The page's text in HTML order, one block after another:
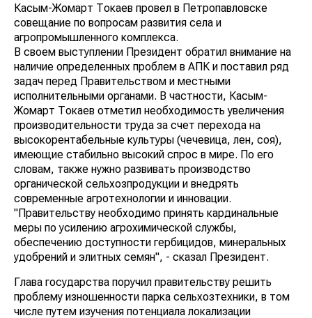
Касым-Жомарт Токаев провел в Петропавловске
совещание по вопросам развития села и
агропромышленного комплекса.
В своем выступлении Президент обратил внимание на
наличие определенных проблем в АПК и поставил ряд
задач перед Правительством и местными
исполнительными органами. В частности, Касым-
Жомарт Токаев отметил необходимость увеличения
производительности труда за счет перехода на
высокорентабельные культуры (чечевица, лен, соя),
имеющие стабильно высокий спрос в мире. По его
словам, также нужно развивать производство
органической сельхозпродукции и внедрять
современные агротехнологии и инновации.
"Правительству необходимо принять кардинальные
меры по усилению агрохимической службы,
обеспечению доступности гербицидов, минеральных
удобрений и элитных семян", - сказал Президент.
Глава государства поручил правительству решить
проблему изношенности парка сельхозтехники, в том
числе путем изучения потенциала локализации